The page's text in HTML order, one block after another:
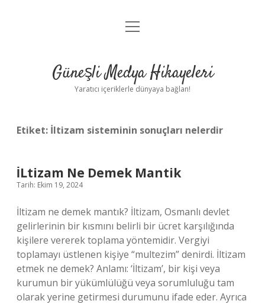
Anasayfa
Yasal Uyarı
menüyü
Güneşli Medya Hikayeleri
Yaratıcı içeriklerle dünyaya bağlan!
Etiket: İltizam sisteminin sonuçları nelerdir
İLtizam Ne Demek Mantik
Tarih: Ekim 19, 2024
İltizam ne demek mantık? İltizam, Osmanlı devlet
gelirlerinin bir kısmını belirli bir ücret karşılığında
kişilere vererek toplama yöntemidir. Vergiyi
toplamayı üstlenen kişiye “multezim” denirdi. İltizam
etmek ne demek? Anlamı: ‘İltizam’, bir kişi veya
kurumun bir yükümlülüğü veya sorumluluğu tam
olarak yerine getirmesi durumunu ifade eder. Ayrıca